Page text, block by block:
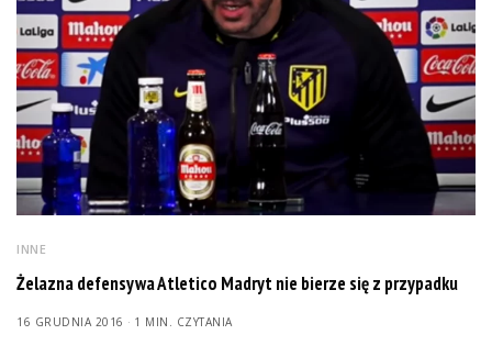
INNE
Żelazna defensywa Atletico Madryt nie bierze się z przypadku
16 GRUDNIA 2016 1 MIN. CZYTANIA